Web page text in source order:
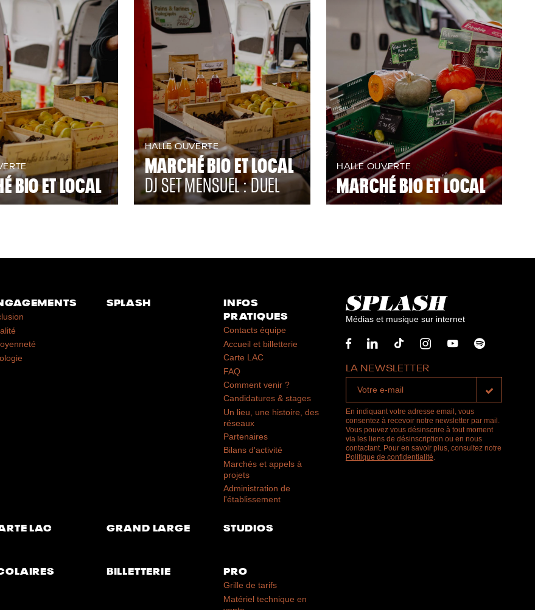
BIO ET LOCAL
HALLE OUVERTE
MARCHÉ BIO ET LOCAL
DJ SET MENSUEL : DUEL
HALLE OUVERTE
MARCHÉ BIO ET LOCAL
SPLASH
INFOS
PRATIQUES
Contacts équipe
Accueil et billetterie
Carte LAC
FAQ
Comment venir ?
Candidatures & stages
Un lieu, une histoire, des
réseaux
Partenaires
Bilans d'activité
Marchés et appels à
projets
Administration de
l'établissement
LAC GRAND LARGE STUDIOS
BILLETTERIE PRO
Grille de tarifs
Matériel technique en
Médias et musique sur internet
LA NEWSLETTER
En indiquant votre adresse email, vous
consentez à recevoir notre newsletter par mail.
Vous pouvez vous désinscrire à tout moment
via les liens de désinscription ou en nous
contactant. Pour en savoir plus, consultez notre
Politique de confidentialité.